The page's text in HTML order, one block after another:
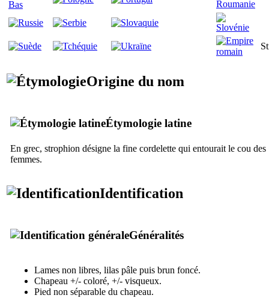
Origine du nom
Étymologie latine
En grec, strophion désigne la fine cordelette qui entourait le cou des
femmes.
Identification
Généralités
Lames non libres, lilas pâle puis brun foncé.
Chapeau +/- coloré, +/- visqueux.
Pied non séparable du chapeau.